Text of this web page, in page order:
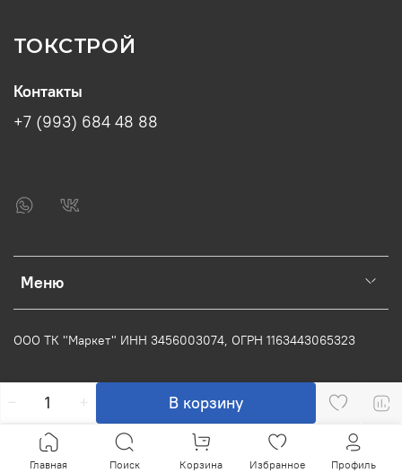
В корзину
ТОКСТРОЙ
Меню
Контакты
+7 (993) 684 48 88
ООО ТК "Маркет" ИНН 3456003074, ОГРН 1163443065323
Главная Поиск Корзина Избранное Профиль